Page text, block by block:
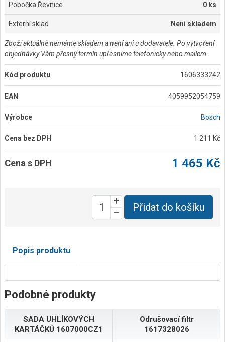
Pobočka Řevnice 0 ks
Externí sklad Není skladem
Zboží aktuálně nemáme skladem a není ani u dodavatele. Po vytvoření
objednávky Vám přesný termín upřesníme telefonicky nebo mailem.
Kód produktu 1606333242
EAN 4059952054759
Výrobce Bosch
Cena bez DPH 1 211 Kč
Cena s DPH 1 465 Kč
Přidat do košíku
Popis produktu
Podobné produkty
SADA UHLÍKOVÝCH
KARTÁČKŮ 1607000CZ1
Odrušovací filtr
1617328026